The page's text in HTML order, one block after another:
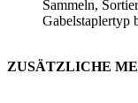
Sammeln,
Gabelstaplertyp
ZUSÄTZLICHE